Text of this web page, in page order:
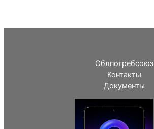
Облпотребсоюз
Контакты
Документы